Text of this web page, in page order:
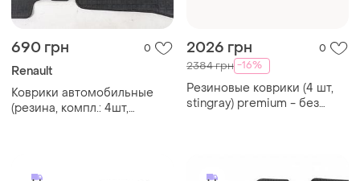
690 грн 0
Renault
Коврики автомобильные
(резина, компл.: 4шт,
2026 грн 0
2384 грн -16%
Резиновые коврики (4 шт,
stingray) premium - без